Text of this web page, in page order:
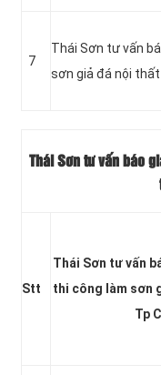
7
Thái Sơn tư vấn
sơn giả đá nội
Thái Sơn tư vấn báo
Stt
Thái Sơn tư vấn
thi công làm sơn
Tp